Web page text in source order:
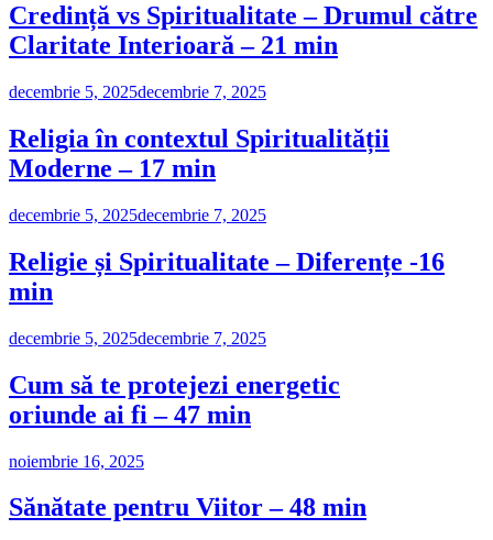
Credință vs Spiritualitate – Drumul către
Claritate Interioară – 21 min
decembrie 5, 2025decembrie 7, 2025
Religia în contextul Spiritualității
Moderne – 17 min
decembrie 5, 2025decembrie 7, 2025
Religie și Spiritualitate – Diferențe -16
min
decembrie 5, 2025decembrie 7, 2025
Cum să te protejezi energetic
oriunde ai fi – 47 min
noiembrie 16, 2025
Sănătate pentru Viitor – 48 min